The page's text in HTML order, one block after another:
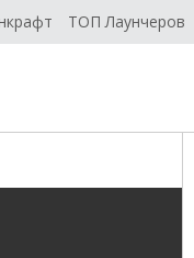
ТОП Лаунчеров